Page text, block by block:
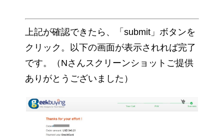
上記が確認できたら、「submit」ボタンを
クリック。以下の画面が表示されれば完了
です。（Nさんスクリーンショットご提供
ありがとうございました）